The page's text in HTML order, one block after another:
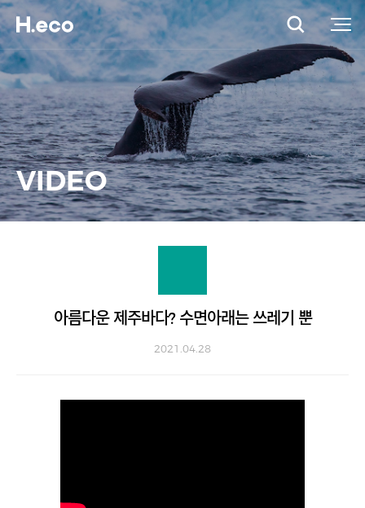
VIDEO
아름다운 제주바다? 수면아래는 쓰레기 뿐
2021.04.28